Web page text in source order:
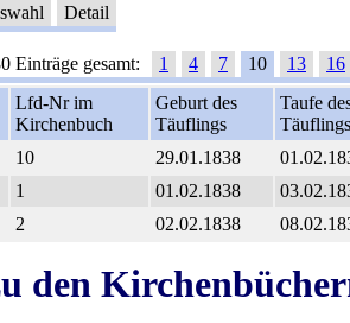
Detail
Einträge gesamt: 1 4 7 10 13
16
Lfd-Nr im
Kirchenbuch
Geburt des
Täuflings
Taufe
Täuflings
10 29.01.1838
1 01.02.1838
2 02.02.1838
den